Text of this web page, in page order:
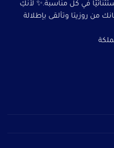
في كل مناسبة.✨ لأنكِ
من روزيتا وتألقى بإطلالة